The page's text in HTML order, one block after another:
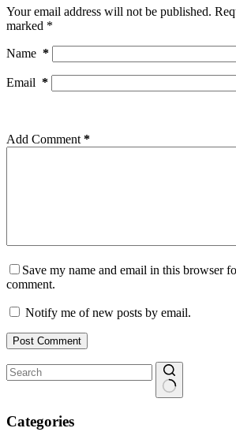
Your email address will not be published.
marked *
Name *
Email *
Add Comment*
Save my name and email in this browser
comment.
Notify me of new posts by email.
Post Comment
results
Categories